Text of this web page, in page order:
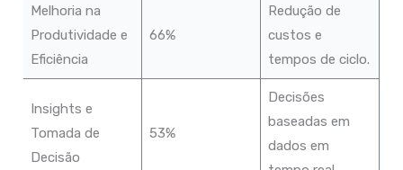
Melhoria na
Produtividade e
Eficiência
66%
Redução de
custos e
tempos de ciclo.
Insights e
Tomada de
Decisão
53%
Decisões
baseadas em
dados em